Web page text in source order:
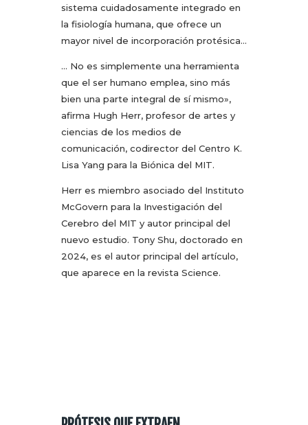
sistema cuidadosamente integrado en
la fisiología humana, que ofrece un
mayor nivel de incorporación protésica…
… No es simplemente una herramienta
que el ser humano emplea, sino más
bien una parte integral de sí mismo»,
afirma Hugh Herr, profesor de artes y
ciencias de los medios de
comunicación, codirector del Centro K.
Lisa Yang para la Biónica del MIT.
Herr es miembro asociado del Instituto
McGovern para la Investigación del
Cerebro del MIT y autor principal del
nuevo estudio. Tony Shu, doctorado en
2024, es el autor principal del artículo,
que aparece en la revista Science.